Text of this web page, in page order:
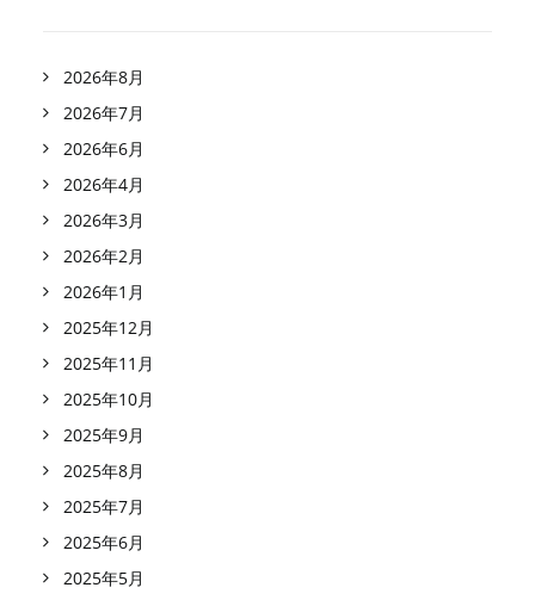
2026年8月
2026年7月
2026年6月
2026年4月
2026年3月
2026年2月
2026年1月
2025年12月
2025年11月
2025年10月
2025年9月
2025年8月
2025年7月
2025年6月
2025年5月